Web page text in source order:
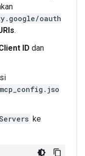
oauth
.
ID dan
ke